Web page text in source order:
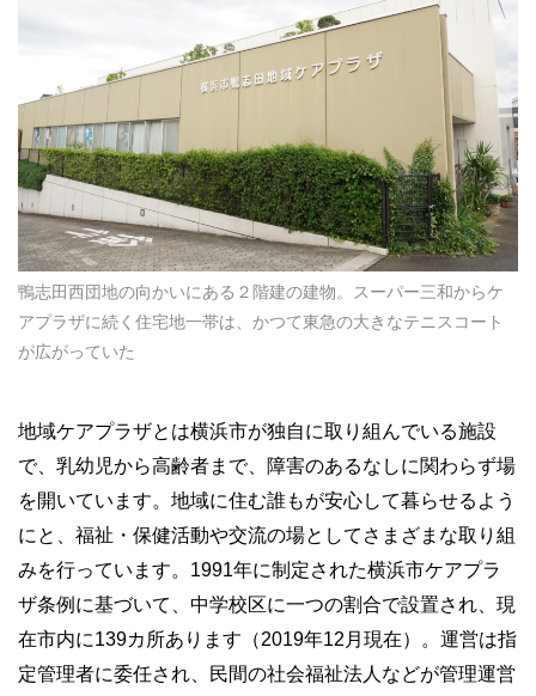
鴨志田西団地の向かいにある２階建の建物。スーパー三和からケ
アプラザに続く住宅地一帯は、かつて東急の大きなテニスコート
が広がっていた
地域ケアプラザとは横浜市が独自に取り組んでいる施設
で、乳幼児から高齢者まで、障害のあるなしに関わらず場
を開いています。地域に住む誰もが安心して暮らせるよう
にと、福祉・保健活動や交流の場としてさまざまな取り組
みを行っています。1991年に制定された横浜市ケアプラ
ザ条例に基づいて、中学校区に一つの割合で設置され、現
在市内に139カ所あります（2019年12月現在）。運営は指
定管理者に委任され、民間の社会福祉法人などが管理運営